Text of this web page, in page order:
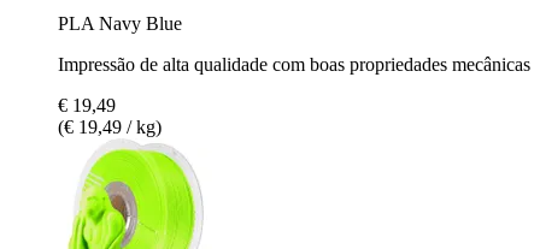
PLA Navy Blue
Impressão de alta qualidade com boas propriedades mecânicas
€ 19,49
(€ 19,49 / kg)